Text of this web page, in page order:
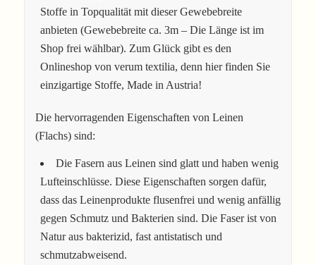
Stoffe in Topqualität mit dieser Gewebebreite
anbieten (Gewebebreite ca. 3m – Die Länge ist im
Shop frei wählbar). Zum Glück gibt es den
Onlineshop von verum textilia, denn hier finden Sie
einzigartige Stoffe, Made in Austria!
Die hervorragenden Eigenschaften von Leinen
(Flachs) sind:
Die Fasern aus Leinen sind glatt und haben wenig
Lufteinschlüsse. Diese Eigenschaften sorgen dafür,
dass das Leinenprodukte flusenfrei und wenig anfällig
gegen Schmutz und Bakterien sind. Die Faser ist von
Natur aus bakterizid, fast antistatisch und
schmutzabweisend.